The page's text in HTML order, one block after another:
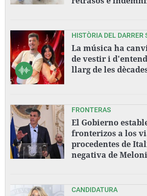
HISTÒRIA DEL DARRER
La música ha
de vestir i
llarg de les
FRONTERAS
El Gobierno
fronterizos a los
procedentes de
negativa de Meloni
CANDIDATURA